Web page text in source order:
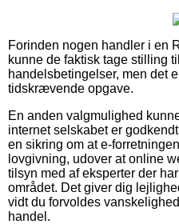
Forinden nogen handler i en
kunne de faktisk tage stilling
handelsbetingelser, men det
tidskrævende opgave.
En anden valgmulighed
internet selskabet er
en sikring om at e-
lovgivning, udover at online
tilsyn med af eksperter der
området. Det giver dig
vidt du forvoldes
handel.